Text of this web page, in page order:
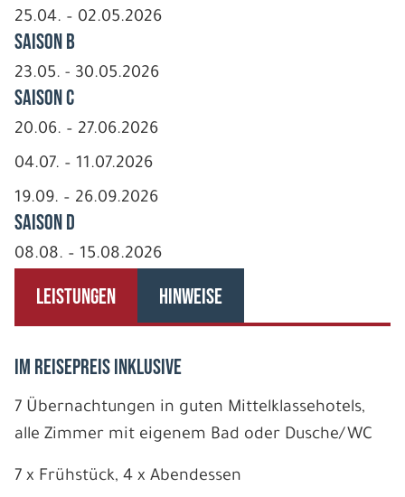
25.04. – 02.05.2026
Saison B
23.05. - 30.05.2026
Saison C
20.06. – 27.06.2026
04.07. – 11.07.2026
19.09. – 26.09.2026
Saison D
08.08. – 15.08.2026
LEISTUNGEN HINWEISE
IM REISEPREIS INKLUSIVE
7 Übernachtungen in guten Mittelklassehotels,
alle Zimmer mit eigenem Bad oder Dusche/WC
7 x Frühstück, 4 x Abendessen